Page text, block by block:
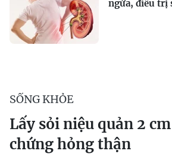
ngừa, điều trị
SỐNG KHỎE
Lấy sỏi niệu quản 2
chứng hỏng thận